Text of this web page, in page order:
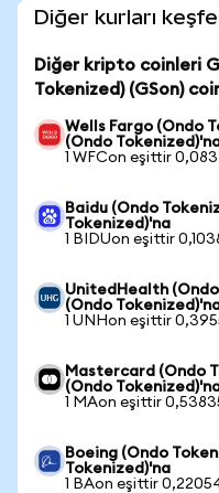
Diğer kurları
Diğer kripto coinleri
Tokenized) (GSon)
Wells Fargo (Ondo
(Ondo
1 WFCon eşittir
Baidu (Ondo
Tokenized)'na
1 BIDUon eşittir
UnitedHealth
(Ondo
1 UNHon eşittir
Mastercard (Ondo
(Ondo
1 MAon eşittir
Boeing (Ondo
Tokenized)'na
1 BAon eşittir